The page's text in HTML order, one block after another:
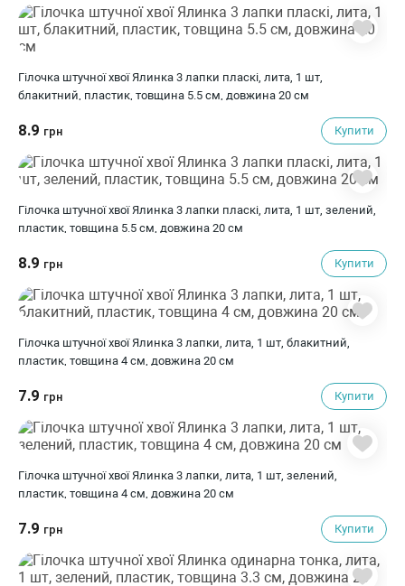
Гілочка штучної хвої Ялинка 3 лапки пласкі, лита, 1 шт,
блакитний, пластик, товщина 5.5 см, довжина 20 см
8.9 грн Купити
Гілочка штучної хвої Ялинка 3 лапки пласкі, лита, 1 шт, зелений,
пластик, товщина 5.5 см, довжина 20 см
8.9 грн Купити
Гілочка штучної хвої Ялинка 3 лапки, лита, 1 шт, блакитний,
пластик, товщина 4 см, довжина 20 см
7.9 грн Купити
Гілочка штучної хвої Ялинка 3 лапки, лита, 1 шт, зелений,
пластик, товщина 4 см, довжина 20 см
7.9 грн Купити